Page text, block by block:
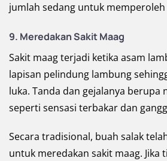
jumlah sedang untuk
9. Meredakan Sakit Maag
Sakit maag terjadi ketika asam
lapisan pelindung lambung
luka. Tanda dan gejalanya berupa
seperti sensasi terbakar dan
Secara tradisional, buah salak
untuk meredakan sakit maag. Jika